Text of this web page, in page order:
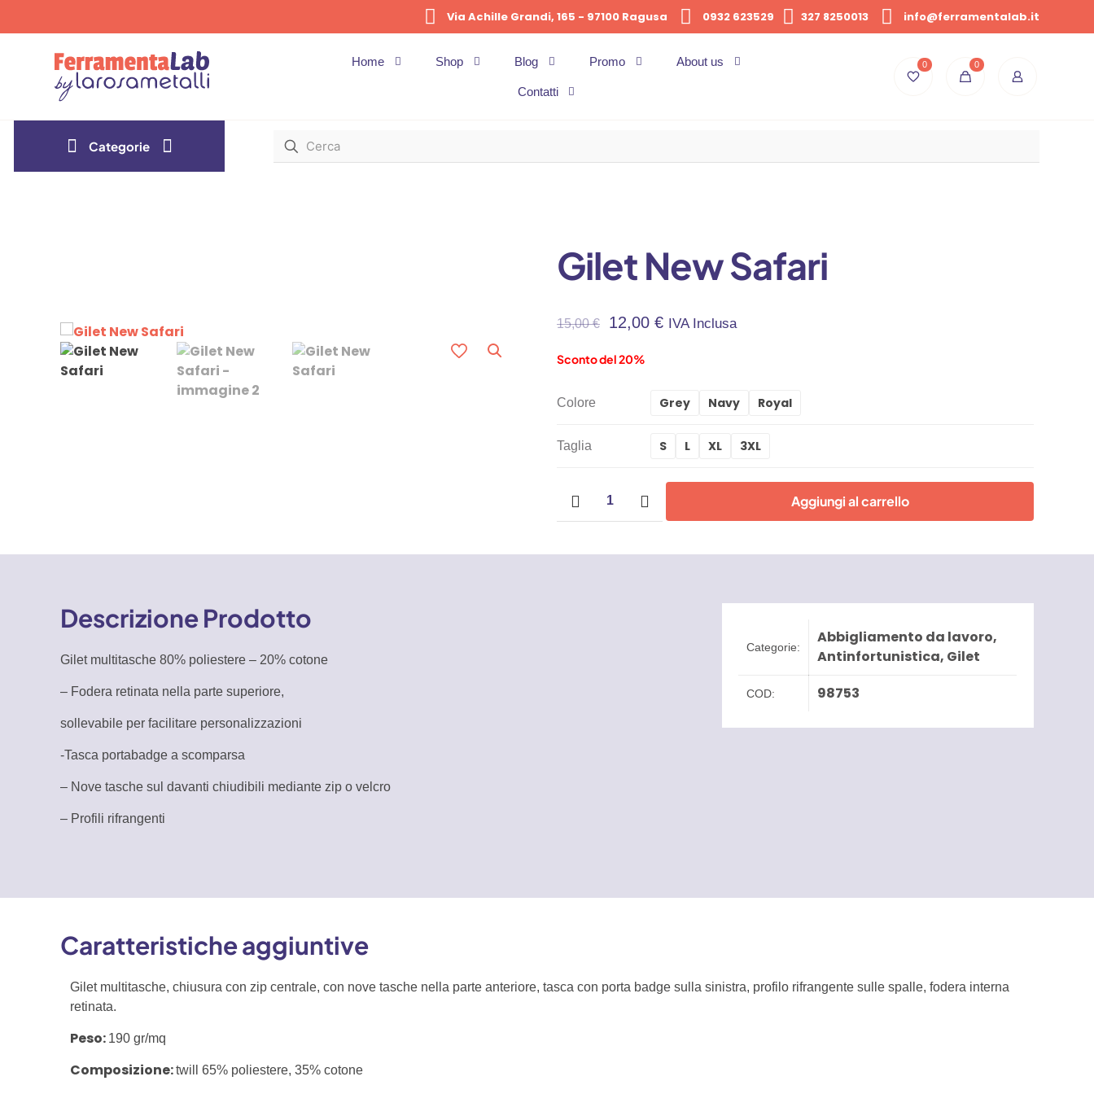
Via Achille Grandi, 165 - 97100 Ragusa 0932 623529 327 8250013 info@ferramentalab.it
Home Shop Blog Promo About us
Contatti
0 0
Categorie
Gilet New Safari
15,00€ 12,00 € IVA Inclusa
Sconto del 20%
Colore Grey Navy Royal
Taglia S L XL 3XL
New
Aggiungi al carrello
Descrizione Prodotto
Gilet multitasche 80% poliestere – 20% cotone
– Fodera retinata nella parte superiore,
sollevabile per facilitare personalizzazioni
-Tasca portabadge a scomparsa
– Nove tasche sul davanti chiudibili mediante zip o velcro
– Profili rifrangenti
Categorie:
Abbigliamento da lavoro,
Antinfortunistica, Gilet
COD: 98753
Caratteristiche aggiuntive
Gilet multitasche, chiusura con zip centrale, con nove tasche nella parte anteriore, tasca con porta badge sulla sinistra, profilo rifrangente sulle spalle, fodera interna
retinata.
Peso: 190 gr/mq
Composizione:twill 65% poliestere, 35% cotone